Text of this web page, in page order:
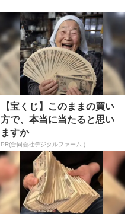
【宝くじ】このままの買い
方で、本当に当たると思い
ますか
PR(合同会社デジタルファーム )